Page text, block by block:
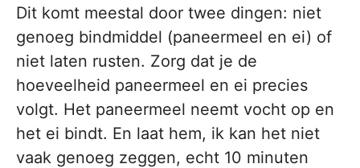
Dit komt meestal door twee dingen: niet
genoeg bindmiddel (paneermeel en ei) of
niet laten rusten. Zorg dat je de
hoeveelheid paneermeel en ei precies
volgt. Het paneermeel neemt vocht op en
het ei bindt. En laat hem, ik kan het niet
vaak genoeg zeggen, echt 10 minuten